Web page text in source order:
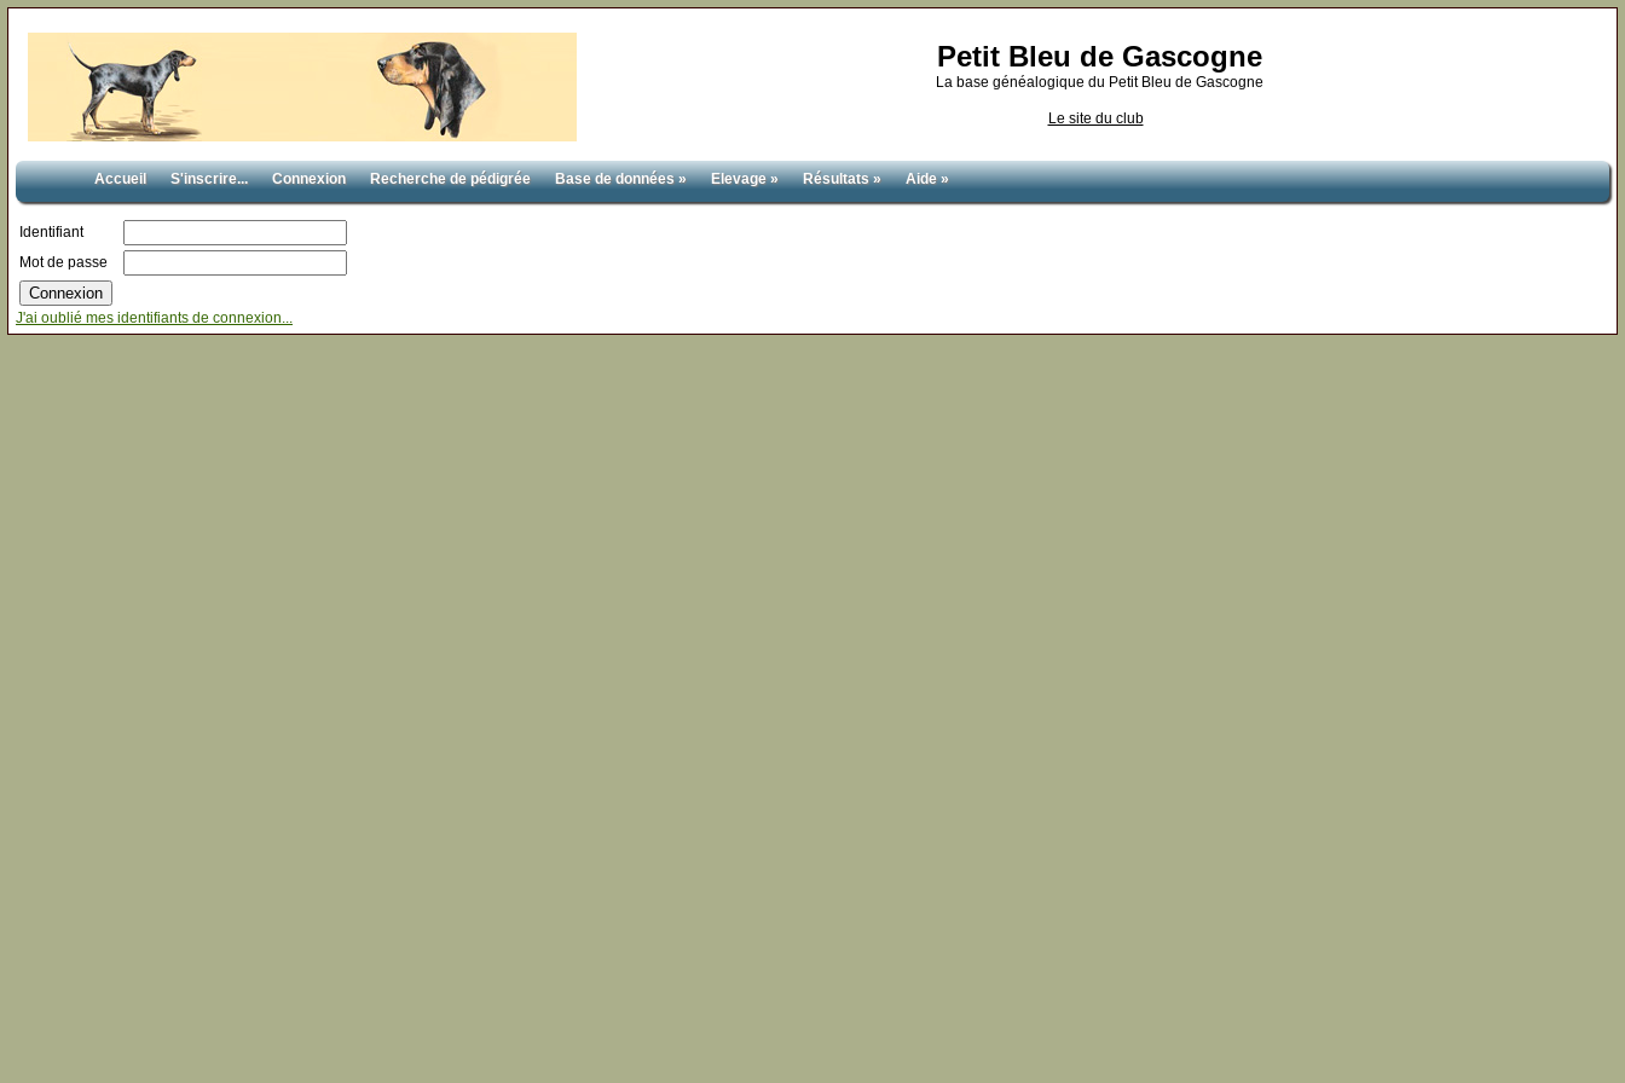
Petit Bleu de Gascogne
La base généalogique du Petit Bleu de Gascogne
Le site du club
Accueil S'inscrire... Connexion Recherche de pédigrée Base de données » Elevage » Résultats » Aide »
Identifiant
Mot de passe
J'ai oublié mes identifiants de connexion...